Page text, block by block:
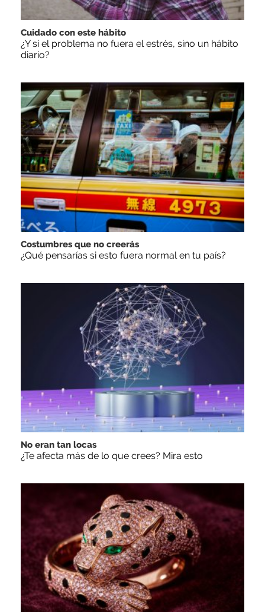
Cuidado con este hábito
¿Y si el problema no fuera el estrés, sino un hábito
diario?
Costumbres que no creerás
¿Qué pensarías si esto fuera normal en tu país?
No eran tan locas
¿Te afecta más de lo que crees? Mira esto